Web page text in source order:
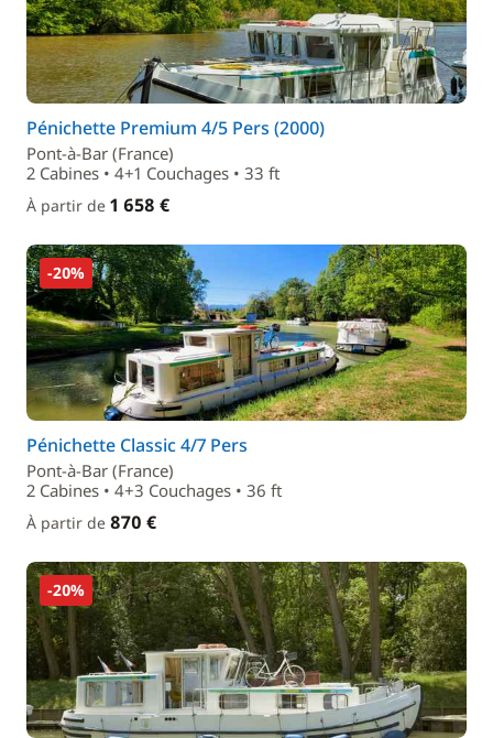
Pénichette Premium 4/5 Pers (2000)
Pont-à-Bar (France)
2 Cabines • 4+1 Couchages • 33 ft
À partir de 1 658 €
-20%
Pénichette Classic 4/7 Pers
Pont-à-Bar (France)
2 Cabines • 4+3 Couchages • 36 ft
À partir de 870 €
-20%